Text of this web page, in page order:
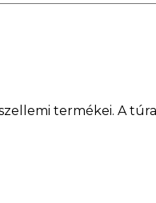
termékei. A